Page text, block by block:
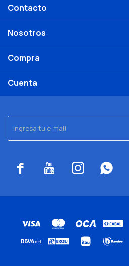
   
Contacto
Nosotros
Compra
Cuenta